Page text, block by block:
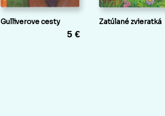
Gulliverove cesty
5 €
Zatúlané zvieratká